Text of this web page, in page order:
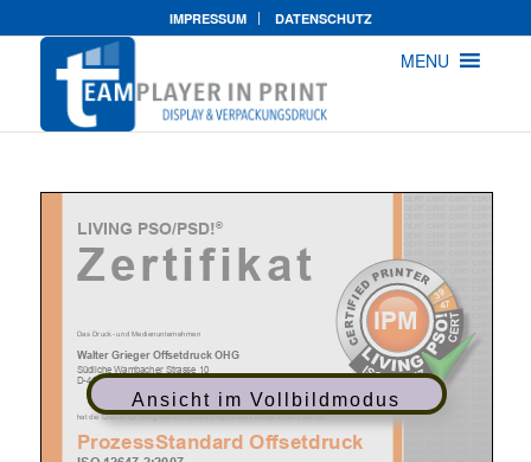
IMPRESSUM DATENSCHUTZ
MENU
Ansicht im Vollbildmodus